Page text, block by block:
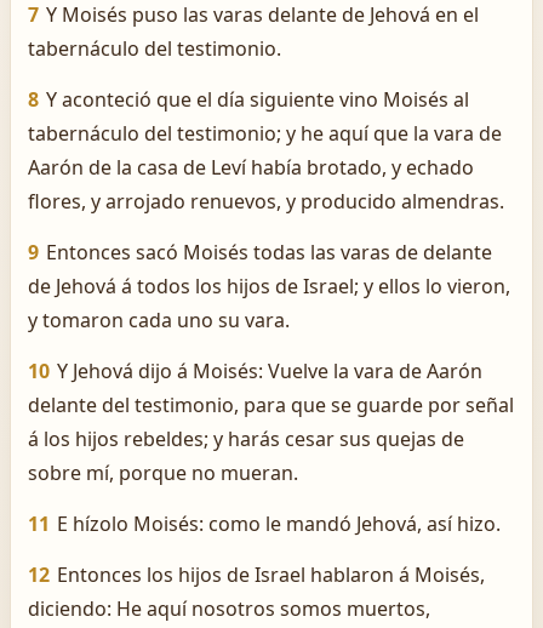
7 Y Moisés puso las varas delante de Jehová en el
tabernáculo del testimonio.
8 Y aconteció que el día siguiente vino Moisés al
tabernáculo del testimonio; y he aquí que la vara de
Aarón de la casa de Leví había brotado, y echado
flores, y arrojado renuevos, y producido almendras.
9 Entonces sacó Moisés todas las varas de delante
de Jehová á todos los hijos de Israel; y ellos lo vieron,
y tomaron cada uno su vara.
10 Y Jehová dijo á Moisés: Vuelve la vara de Aarón
delante del testimonio, para que se guarde por señal
á los hijos rebeldes; y harás cesar sus quejas de
sobre mí, porque no mueran.
11 E hízolo Moisés: como le mandó Jehová, así hizo.
12 Entonces los hijos de Israel hablaron á Moisés,
diciendo: He aquí nosotros somos muertos,